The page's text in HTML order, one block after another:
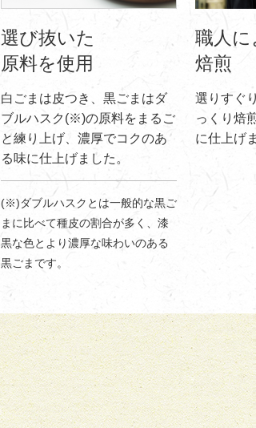
選び抜いた
原料を使用
白ごまは皮つき、黒ごまはダ
ブルハスク(※)の原料をまるご
と練り上げ、濃厚でコクのあ
る味に仕上げました。
(※)ダブルハスクとは一般的な黒ご
まに比べて種皮の割合が多く、漆
黒な色とより濃厚な味わいのある
黒ごまです。
職人に
焙煎
選りすぐ
っくり焙
に仕上げ